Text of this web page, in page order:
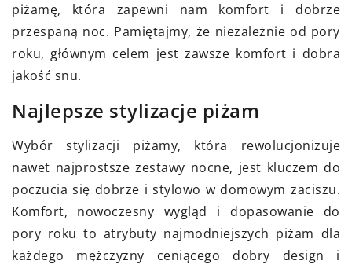
piżamę, która zapewni nam komfort i dobrze
przespaną noc. Pamiętajmy, że niezależnie od pory
roku, głównym celem jest zawsze komfort i dobra
jakość snu.
Najlepsze stylizacje piżam
Wybór stylizacji piżamy, która rewolucjonizuje
nawet najprostsze zestawy nocne, jest kluczem do
poczucia się dobrze i stylowo w domowym zaciszu.
Komfort, nowoczesny wygląd i dopasowanie do
pory roku to atrybuty najmodniejszych piżam dla
każdego mężczyzny ceniącego dobry design i